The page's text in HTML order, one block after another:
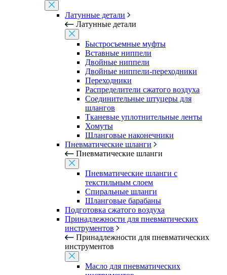
Латунные детали
Латунные детали
Быстросъемные муфты
Вставные ниппели
Двойные ниппели
Двойные ниппели-переходники
Переходники
Распределители сжатого воздуха
Соединительные штуцеры для
шлангов
Тканевые уплотнительные ленты
Хомуты
Шланговые наконечники
Пневматические шланги
Пневматические шланги
Пневматические шланги с
текстильным слоем
Спиральные шланги
Шланговые барабаны
Подготовка сжатого воздуха
Принадлежности для пневматических
инструментов
Принадлежности для пневматических
инструментов
Масло для пневматических